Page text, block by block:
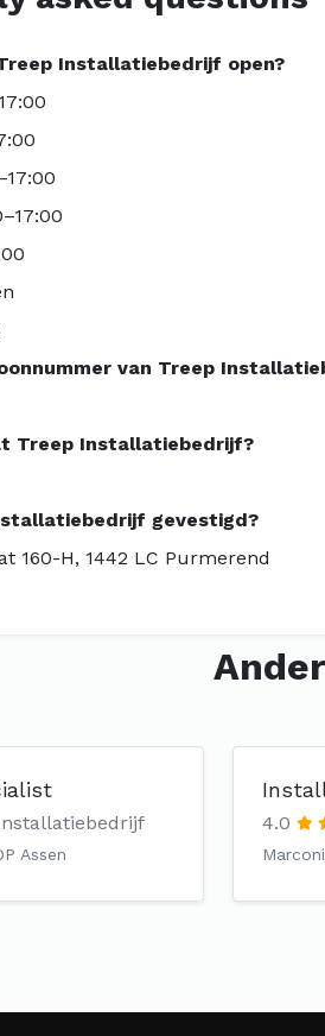
Installatiebedrijf open?
van Treep
Treep Installatiebedrijf?
gevestigd?
160-H, 1442 LC Purmerend
Assen
4.0